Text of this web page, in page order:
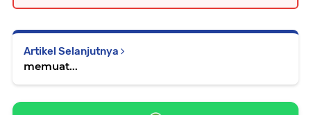
Artikel Selanjutnya
memuat...